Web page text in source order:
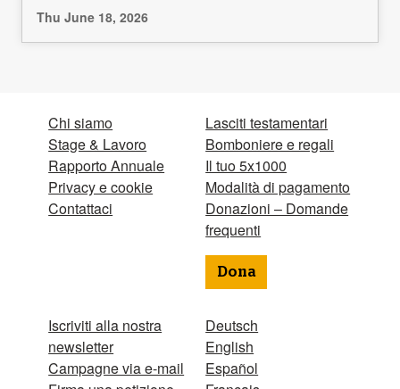
Thu June 18, 2026
Chi siamo
Stage & Lavoro
Rapporto Annuale
Privacy e cookie
Contattaci
Iscriviti alla nostra
newsletter
Campagne via e-mail
Lasciti testamentari
Bomboniere e regali
Il tuo 5x1000
Modalità di pagamento
Donazioni – Domande
frequenti
Dona
Deutsch
English
Español